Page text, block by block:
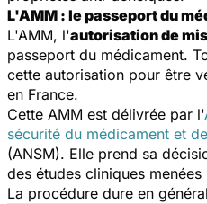
L'AMM : le passeport du
L'AMM, l'autorisation de
passeport du médicament.
cette autorisation pour être
en France.
Cette AMM est délivrée par l'
sécurité du médicament et
(ANSM). Elle prend sa
des études cliniques
La procédure dure en